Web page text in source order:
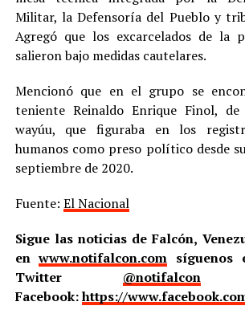
Militar, la Defensoría del Pueblo y
Agregó que los excarcelados de la
salieron bajo medidas cautelares.
Mencionó que en el grupo se
teniente Reinaldo Enrique Finol,
wayúu, que figuraba en los
humanos como preso político desde
septiembre de 2020.
Fuente: El Nacional
Sigue las noticias de Falcón,
enwww.notifalcon.com síguenos
Twitter @notifalcony
Facebook:https://